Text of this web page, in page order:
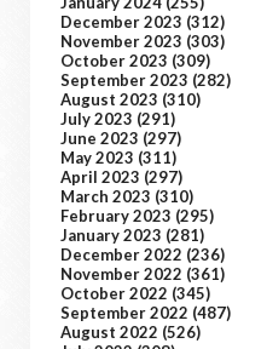
December 2023 (312)
November 2023 (303)
October 2023 (309)
September 2023 (282)
August 2023 (310)
July 2023 (291)
June 2023 (297)
May 2023 (311)
April 2023 (297)
March 2023 (310)
February 2023 (295)
January 2023 (281)
December 2022 (236)
November 2022 (361)
October 2022 (345)
September 2022 (487)
August 2022 (526)